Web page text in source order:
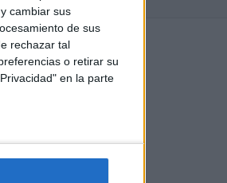
cambiar sus
de sus
rechazar tal
o retirar su
en la parte